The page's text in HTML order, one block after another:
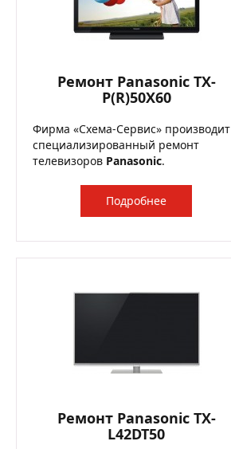
Ремонт Panasonic TX-
P(R)50X60
Фирма «Схема-Сервис» производит
специализированный ремонт
телевизоров Panasonic.
Подробнее
Ремонт Panasonic TX-
L42DT50